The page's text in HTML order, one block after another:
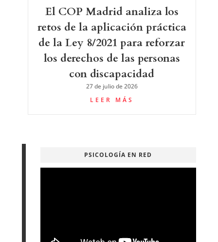
El COP Madrid analiza los
retos de la aplicación práctica
de la Ley 8/2021 para reforzar
los derechos de las personas
con discapacidad
27 de julio de 2026
LEER MÁS
PSICOLOGÍA EN RED